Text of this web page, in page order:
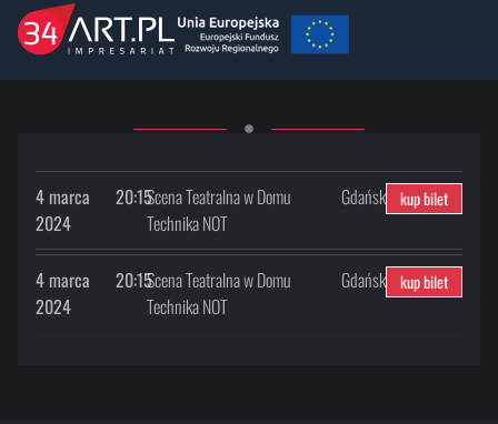
4 marca
2024
20:15Scena Teatralna w Domu
Technika NOT
Gdańsk kup bilet
4 marca
2024
20:15Scena Teatralna w Domu
Technika NOT
Gdańsk kup bilet